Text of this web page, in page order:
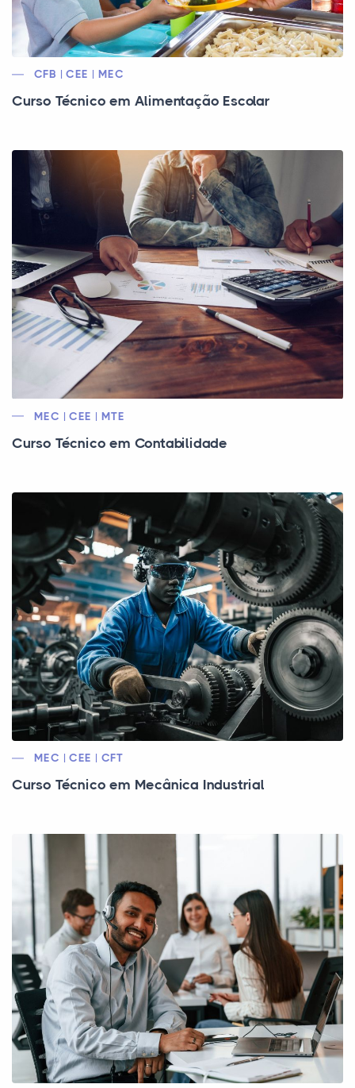
CFB | CEE | MEC
Curso Técnico em Alimentação Escolar
MEC | CEE | MTE
Curso Técnico em Contabilidade
MEC | CEE | CFT
Curso Técnico em Mecânica Industrial